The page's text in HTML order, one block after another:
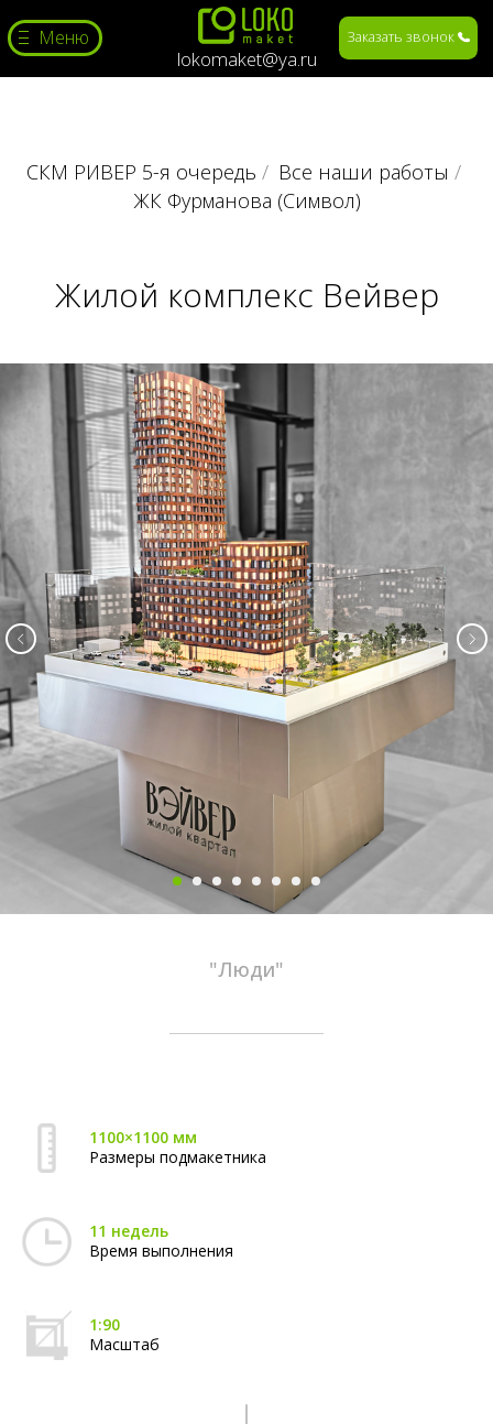
Меню Заказать звонок
lokomaket@ya.ru
СКМ РИВЕР 5-я очередь / Все наши работы /
ЖК Фурманова (Символ)
Жилой комплекс Вейвер
"Люди"
1100×1100 мм
Размеры подмакетника
11 недель
Время выполнения
1:90
Масштаб